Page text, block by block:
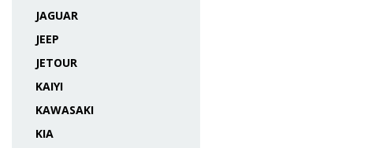
JAGUAR
JEEP
JETOUR
KAIYI
KAWASAKI
KIA